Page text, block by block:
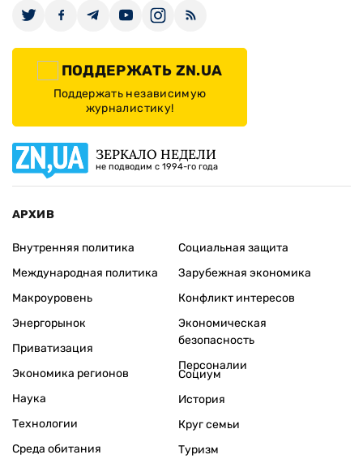
ПОДДЕРЖАТЬ ZN.UA
Поддержать независимую
журналистику!
ЗЕРКАЛО НЕДЕЛИ
не подводим с 1994-го года
АРХИВ
Внутренняя политика
Международная политика
Макроуровень
Энергорынок
Приватизация
Экономика регионов
Социальная защита
Зарубежная экономика
Конфликт интересов
Экономическая
безопасность
Персоналии
Наука
Технологии
Среда обитания
Социум
История
Круг семьи
Туризм